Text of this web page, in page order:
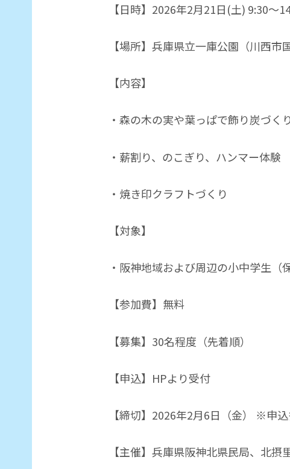
【日時】2026年2月21日(土) 9:30〜
【場所】兵庫県立一庫公園（川西
【内容】
・森の木の実や葉っぱで飾り炭づく
・薪割り、のこぎり、ハンマー体験
・焼き印クラフトづくり
【対象】
・阪神地域および周辺の小中学生（
【参加費】無料
【募集】30名程度（先着順）
【申込】HPより受付
【締切】2026年2月6日（金） ※申
【主催】兵庫県阪神北県民局、北